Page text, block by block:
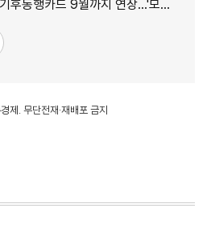
월까지 연장…'모두의카드' 갈아탈 땐 혜택 따져야
. 무단전재·재배포 금지